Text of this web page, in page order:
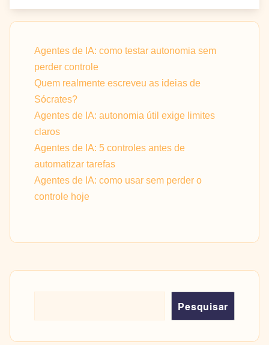
Agentes de IA: como testar autonomia sem
perder controle
Quem realmente escreveu as ideias de
Sócrates?
Agentes de IA: autonomia útil exige limites
claros
Agentes de IA: 5 controles antes de
automatizar tarefas
Agentes de IA: como usar sem perder o
controle hoje
Pesquisar